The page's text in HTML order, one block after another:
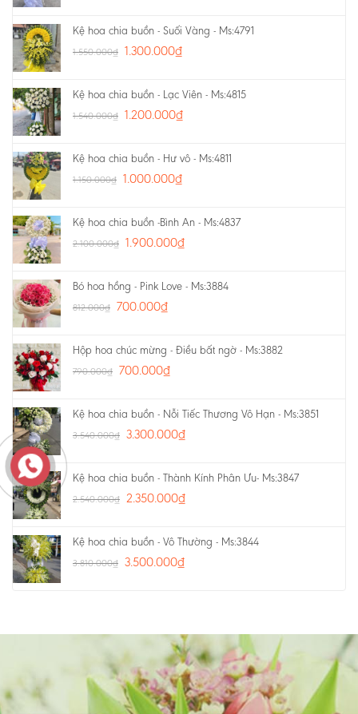
Kệ hoa chia buồn - Suối Vàng - Ms:4791
1.550.000₫ 1.300.000₫
Kệ hoa chia buồn - Lạc Viên - Ms:4815
1.540.000₫ 1.200.000₫
Kệ hoa chia buồn - Hư vô - Ms:4811
1.150.000₫ 1.000.000₫
Kệ hoa chia buồn -Bình An - Ms:4837
2.100.000₫ 1.900.000₫
Bó hoa hồng - Pink Love - Ms:3884
812.000₫ 700.000₫
Hộp hoa chúc mừng - Điều bất ngờ - Ms:3882
790.000₫ 700.000₫
Kệ hoa chia buồn - Nỗi Tiếc Thương Vô Hạn - Ms:3851
3.540.000₫ 3.300.000₫
Kệ hoa chia buồn - Thành Kính Phân Ưu- Ms:3847
2.540.000₫ 2.350.000₫
Kệ hoa chia buồn - Vô Thường - Ms:3844
3.810.000₫ 3.500.000₫